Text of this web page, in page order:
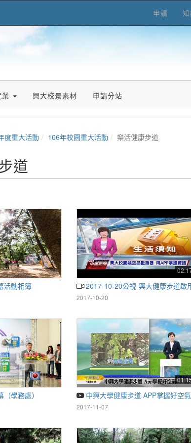
申請
業 興大校景素材 申請分站
度重大活動 106年校園重大活動 樂活健康步道
道
活動相簿 2017-10-20公視-興大健康步道
2017-10-20
學務處） 中興大學健康步道 APP掌握好空
2017-11-07